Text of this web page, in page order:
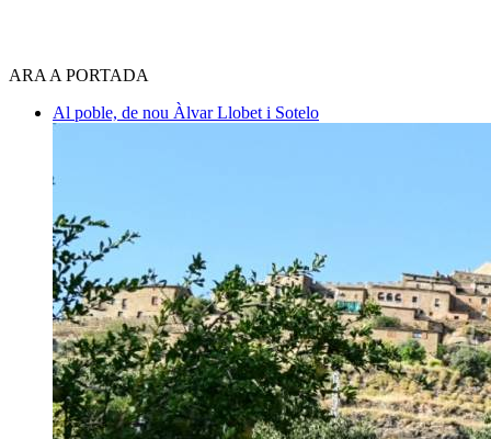
ARA A PORTADA
Al poble, de nou Àlvar Llobet i Sotelo